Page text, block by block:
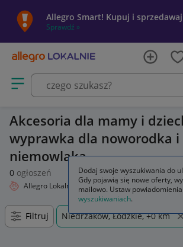
Allegro Smart! Kupuj i sprzedawaj
Sprawdź »
Otwórz menu z kategoriami
Akcesoria dla mamy i
wyprawka dla noworodka i
niemowlaka
0 ogłoszeń
Allegro Lokalnie Dziecko Akcesoria dla
Filtruj Niedrzaków, Łódzkie, +0 km
Dodaj swoje wyszukiwania do
Gdy pojawią się nowe oferty,
mailowo. Ustaw
wyszukiwaniach.